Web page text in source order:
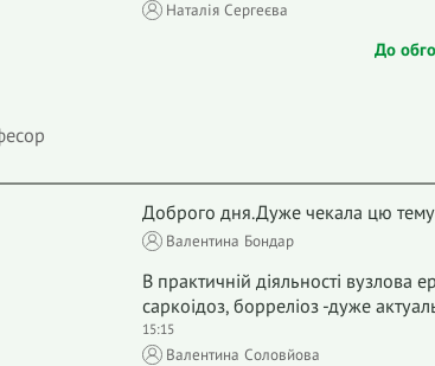
Наталія Сергеєва
До
Доброго дня.Дуже чекала цю
Валентина Бондар
В практичній діяльності вузлова
саркоідоз, борреліоз -дуже
15:15
Валентина Соловйова